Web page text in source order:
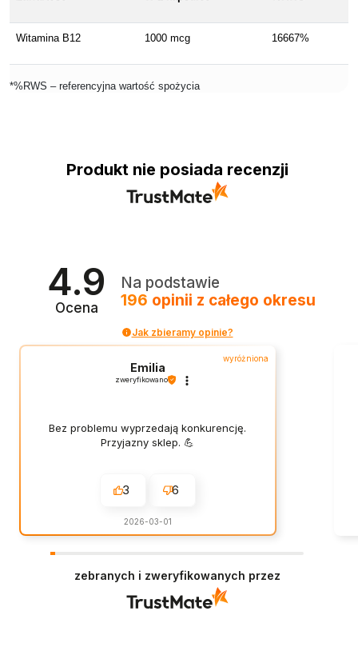
Witamina B12 1000 mcg 16667%
*%RWS – referencyjna wartość spożycia
Produkt nie posiada recenzji
4.9
Ocena
Na podstawie
196 opinii z całego okresu
Jak zbieramy opinie?
wyróżniona
Emilia
zweryfikowano
Bez problemu wyprzedają konkurencję.
Przyjazny sklep. 💪
3 6
2026-03-01
zebranych i zweryfikowanych przez